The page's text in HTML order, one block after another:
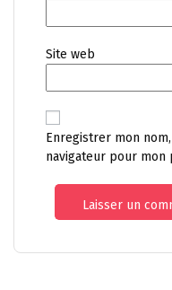
Site web
Enregistrer mon
navigateur pour mon